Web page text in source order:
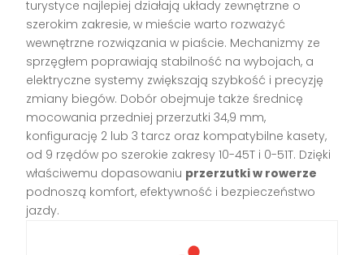
turystyce najlepiej działają układy zewnętrzne o
szerokim zakresie, w mieście warto rozważyć
wewnętrzne rozwiązania w piaście. Mechanizmy ze
sprzęgłem poprawiają stabilność na wybojach, a
elektryczne systemy zwiększają szybkość i precyzję
zmiany biegów. Dobór obejmuje także średnicę
mocowania przedniej przerzutki 34,9 mm,
konfigurację 2 lub 3 tarcz oraz kompatybilne kasety,
od 9 rzędów po szerokie zakresy 10-45T i 0-51T. Dzięki
właściwemu dopasowaniu przerzutki w rowerze
podnoszą komfort, efektywność i bezpieczeństwo
jazdy.